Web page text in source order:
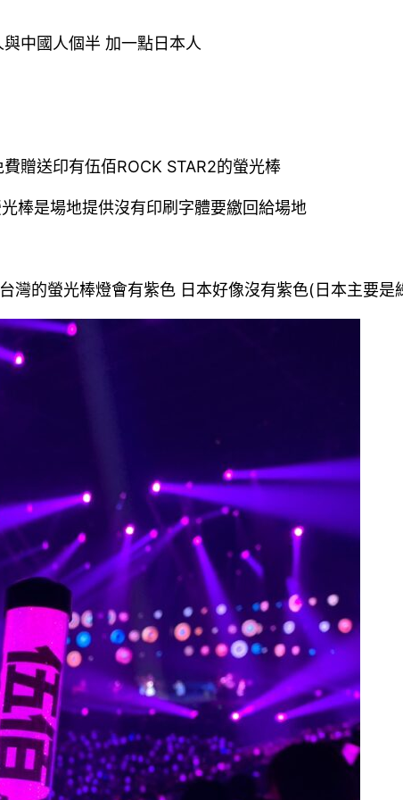
中國人個半 加一點日本人
贈送印有伍佰ROCK STAR2的螢光棒
棒是場地提供沒有印刷字體要繳回給場地
的螢光棒燈會有紫色 日本好像沒有紫色(日本主要是